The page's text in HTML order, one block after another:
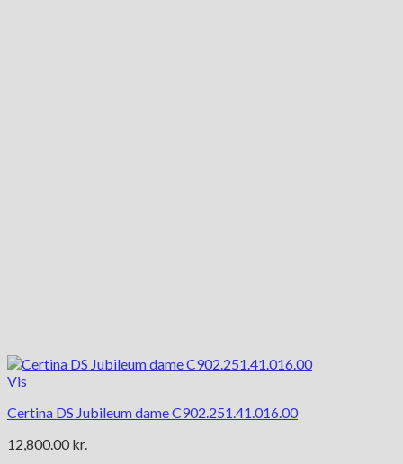
Vis
Certina DS Jubileum dame C902.251.41.016.00
12,800.00 kr.